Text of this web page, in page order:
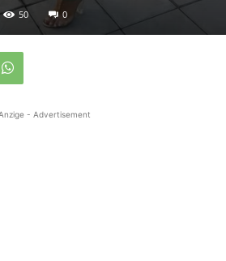
50 0
- Advertisement